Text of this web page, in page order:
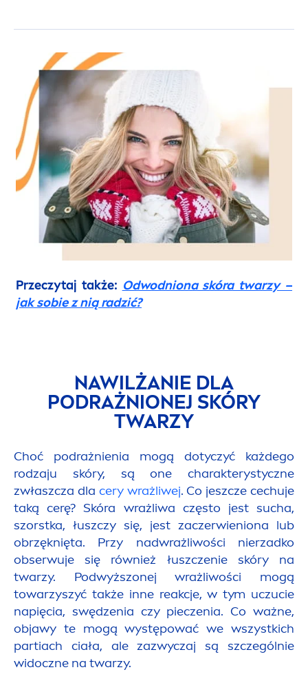
Przeczytaj także: Odwodniona skóra twarzy –
jak sobie z nią radzić?
NAWILŻANIE DLA
PODRAŻNIONEJ SKÓRY
TWARZY
Choć podrażnienia mogą dotyczyć każdego
rodzaju skóry, są one charakterystyczne
zwłaszcza dla cery wrażliwej. Co jeszcze cechuje
taką cerę? Skóra wrażliwa często jest sucha,
szorstka, łuszczy się, jest zaczerwieniona lub
obrzęknięta. Przy nadwrażliwości nierzadko
obserwuje się również łuszczenie skóry na
twarzy. Podwyższonej wrażliwości mogą
towarzyszyć także inne reakcje, w tym uczucie
napięcia, swędzenia czy pieczenia. Co ważne,
objawy te mogą występować we wszystkich
partiach ciała, ale zazwyczaj są szczególnie
widoczne na twarzy.